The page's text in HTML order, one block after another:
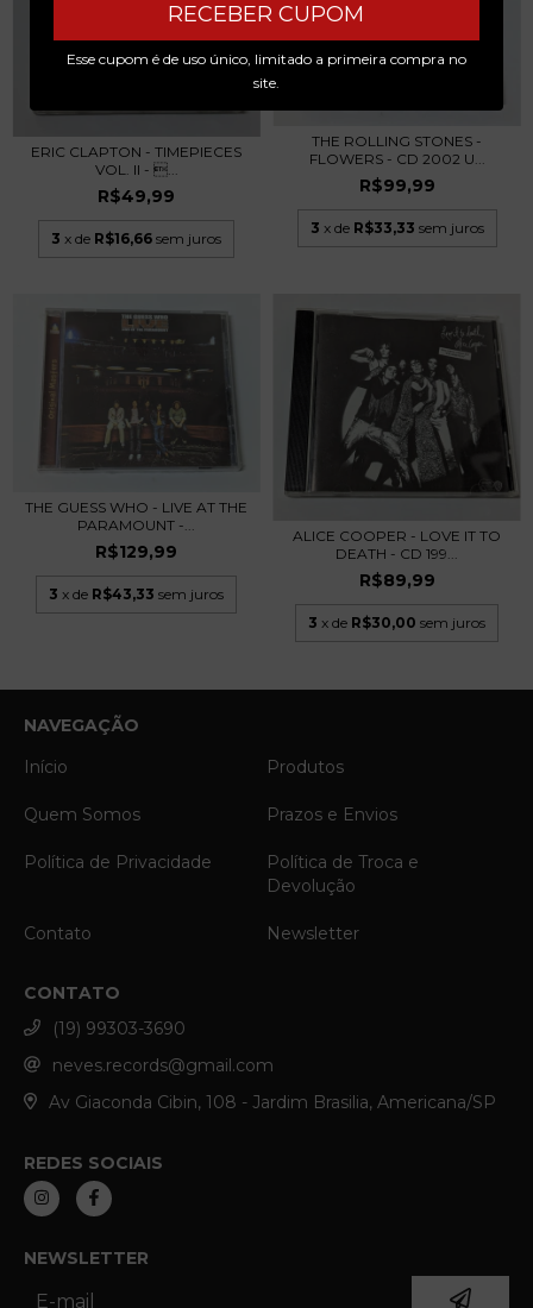
RECEBER CUPOM
Esse cupom é de uso único, limitado a primeira compra no
site.
ERIC CLAPTON - TIMEPIECES
VOL. II - ...
R$49,99
3 x de R$16,66 sem juros
THE ROLLING STONES -
FLOWERS - CD 2002 U...
R$99,99
3 x de R$33,33 sem juros
THE GUESS WHO - LIVE AT THE
PARAMOUNT -...
R$129,99
3 x de R$43,33 sem juros
ALICE COOPER - LOVE IT TO
DEATH - CD 199...
R$89,99
3 x de R$30,00 sem juros
NAVEGAÇÃO
Início
Produtos
Quem Somos Prazos e Envios
Política de Privacidade
Política de Troca e
Devolução
Contato Newsletter
CONTATO
(19) 99303-3690
neves.records@gmail.com
Av Giaconda Cibin, 108 - Jardim Brasilia, Americana/SP
REDES SOCIAIS
NEWSLETTER